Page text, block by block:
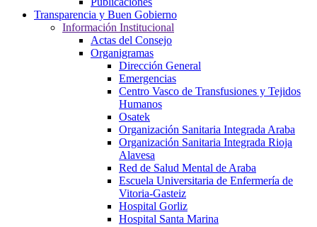
Transparencia y Buen Gobierno
Información Institucional
Actas del Consejo
Organigramas
Dirección General
Emergencias
Centro Vasco de Transfusiones y Tejidos
Humanos
Osatek
Organización Sanitaria Integrada Araba
Organización Sanitaria Integrada Rioja
Alavesa
Red de Salud Mental de Araba
Escuela Universitaria de Enfermería de
Vitoria-Gasteiz
Hospital Gorliz
Hospital Santa Marina